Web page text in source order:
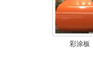
彩涂板